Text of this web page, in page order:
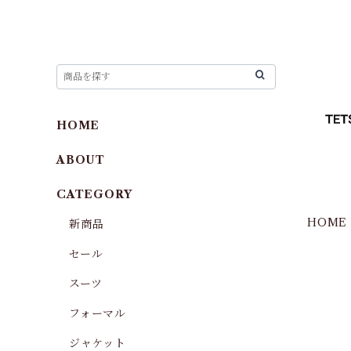
HOME
HOME
ABOUT
CATEGORY
新商品
セール
スーツ
フォーマル
ジャケット